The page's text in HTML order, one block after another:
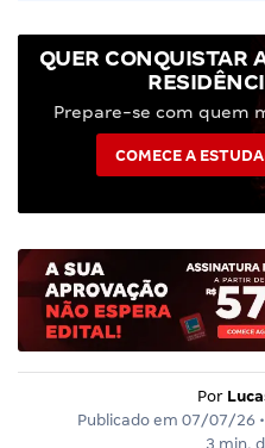
QUER CONQUISTAR
Prepare-se com quem
COMECE A
Por
Publicado em 07/07/26
3 min.